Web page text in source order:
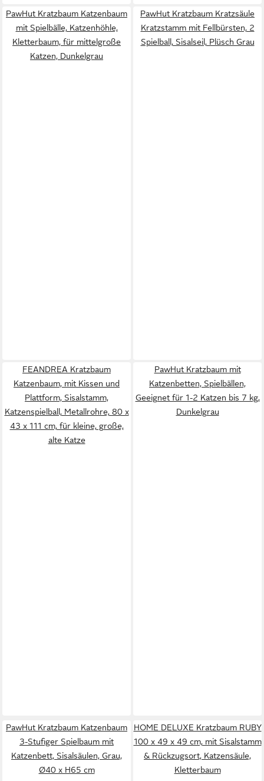
PawHut Kratzbaum Katzenbaum
mit Spielbälle, Katzenhöhle,
Kletterbaum, für mittelgroße
Katzen, Dunkelgrau
PawHut Kratzbaum Kratzsäule
Kratzstamm mit Fellbürsten, 2
Spielball, Sisalseil, Plüsch Grau
FEANDREA Kratzbaum
Katzenbaum, mit Kissen und
Plattform, Sisalstamm,
Katzenspielball, Metallrohre, 80 x
43 x 111 cm, für kleine, große,
alte Katze
PawHut Kratzbaum mit
Katzenbetten, Spielbällen,
Geeignet für 1-2 Katzen bis 7 kg,
Dunkelgrau
PawHut Kratzbaum Katzenbaum
3-Stufiger Spielbaum mit
Katzenbett, Sisalsäulen, Grau,
Ø40 x H65 cm
HOME DELUXE Kratzbaum RUBY
100 x 49 x 49 cm, mit Sisalstamm
& Rückzugsort, Katzensäule,
Kletterbaum